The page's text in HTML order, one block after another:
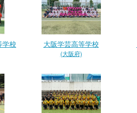
学校 大阪学芸高等学校
(大阪府)